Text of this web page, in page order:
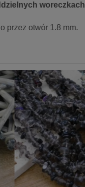
woreczkach
przez otwór 1.8 mm.